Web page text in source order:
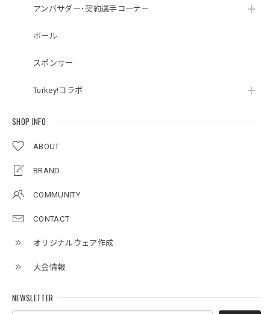
アンバサダー･契約選手コーナー
ボール
スポンサー
Turkey!コラボ
SHOP INFO
ABOUT
BRAND
COMMUNITY
CONTACT
オリジナルウェア作成
大会情報
NEWSLETTER